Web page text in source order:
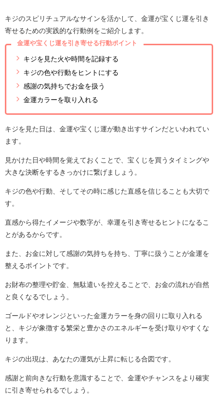
キジのスピリチュアルなサインを活かして、金運が宝くじ運を引き
寄せるための実践的な行動例をご紹介します。
金運や宝くじ運を引き寄せる行動ポイント
キジを見た火や時間を記録する
キジの色や行動をヒントにする
感謝の気持ちでお金を扱う
金運カラーを取り入れる
キジを見た日は、金運や宝くじ運が動き出すサインだといわれてい
ます。
見かけた日や時間を覚えておくことで、宝くじを買うタイミングや
大きな決断をするきっかけに繋げましょう。
キジの色や行動、そしてその時に感じた直感を信じることも大切で
す。
直感から得たイメージや数字が、幸運を引き寄せるヒントになるこ
とがあるからです。
また、お金に対して感謝の気持ちを持ち、丁寧に扱うことが金運を
整えるポイントです。
お財布の整理や貯金、無駄遣いを控えることで、お金の流れが自然
と良くなるでしょう。
ゴールドやオレンジといった金運カラーを身の回りに取り入れる
と、キジが象徴する繁栄と豊かさのエネルギーを受け取りやすくな
ります。
キジの出現は、あなたの運気が上昇に転じる合図です。
感謝と前向きな行動を意識することで、金運やチャンスをより確実
に引き寄せられるでしょう。